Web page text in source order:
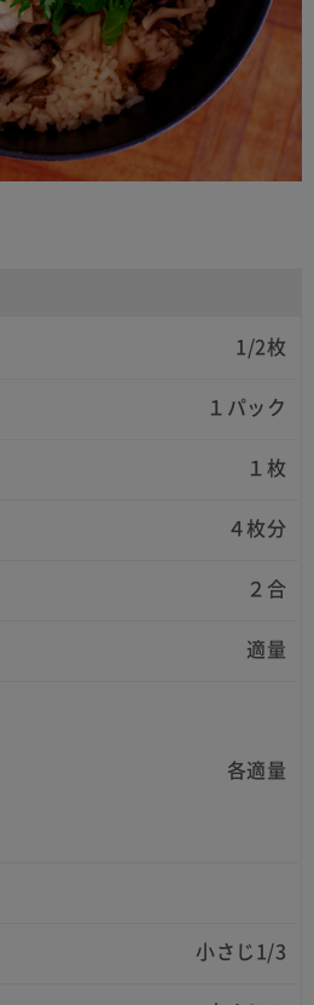
1/2枚
１パック
１枚
４枚分
２合
適量
各適量
小さじ1/3